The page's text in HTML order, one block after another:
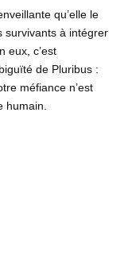
qu’elle le
survivants à intégrer
eux, c’est
de Pluribus :
méfiance n’est
humain.